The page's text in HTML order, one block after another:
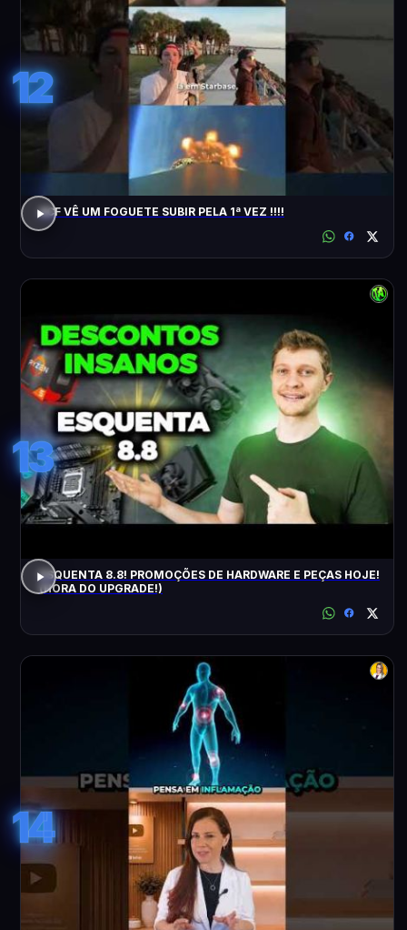
12
ACF VÊ UM FOGUETE SUBIR PELA 1ª VEZ !!!!
13
ESQUENTA 8.8! PROMOÇÕES DE HARDWARE E PEÇAS HOJE!
(HORA DO UPGRADE!)
14